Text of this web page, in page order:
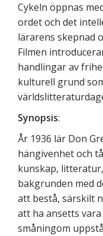
Cykeln öppnas
ordet och det
lärarens skepnad
Filmen
handlingar av
kulturell grund
Synopsis:
År 1936 lär Don
hängivenhet och
kunskap,
bakgrunden med
att bestå, särskilt
att ha ansetts
småningom